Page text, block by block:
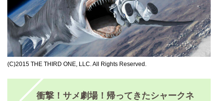
(C)2015 THE THIRD ONE, LLC. All Rights Reserved.
衝撃！サメ劇場！帰ってきたシャークネ